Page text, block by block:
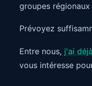
groupes
Prévoyez
Entre nous, j'ai
vous intéresse